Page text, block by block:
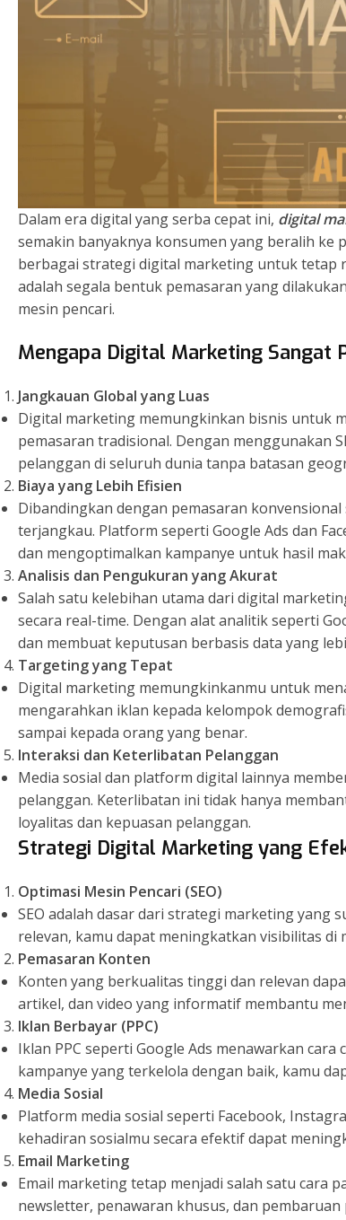
Dalam era digital yang serba cepat ini, digital
semakin banyaknya konsumen yang beralih
berbagai strategi digital marketing untuk tetap
adalah segala bentuk pemasaran yang
mesin pencari.
Mengapa Digital Marketing Sangat
Jangkauan Global yang Luas
Digital marketing memungkinkan bisnis untuk
pemasaran tradisional. Dengan menggunakan
pelanggan di seluruh dunia tanpa batasan
Biaya yang Lebih Efisien
Dibandingkan dengan pemasaran
terjangkau. Platform seperti Google Ads dan
dan mengoptimalkan kampanye untuk hasil
Analisis dan Pengukuran yang Akurat
Salah satu kelebihan utama dari digital
secara real-time. Dengan alat analitik seperti
dan membuat keputusan berbasis data yang
Targeting yang Tepat
Digital marketing memungkinkanmu untuk
mengarahkan iklan kepada kelompok
sampai kepada orang yang benar.
Interaksi dan Keterlibatan Pelanggan
Media sosial dan platform digital lainnya
pelanggan. Keterlibatan ini tidak hanya
loyalitas dan kepuasan pelanggan.
Strategi Digital Marketing yang
Optimasi Mesin Pencari (SEO)
SEO adalah dasar dari strategi marketing yang
relevan, kamu dapat meningkatkan visibilitas
Pemasaran Konten
Konten yang berkualitas tinggi dan relevan
artikel, dan video yang informatif membantu
Iklan Berbayar (PPC)
Iklan PPC seperti Google Ads menawarkan
kampanye yang terkelola dengan baik, kamu
Media Sosial
Platform media sosial seperti Facebook,
kehadiran sosialmu secara efektif dapat
Email Marketing
Email marketing tetap menjadi salah satu cara
newsletter, penawaran khusus, dan